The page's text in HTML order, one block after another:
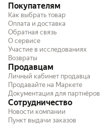
Покупателям
Как выбрать товар
Оплата и доставка
Обратная связь
О сервисе
Участие в исследованиях
Возвраты
Продавцам
Личный кабинет продавца
Продавайте на Маркете
Документация для партнёров
Сотрудничество
Новости компании
Пункт выдачи заказов